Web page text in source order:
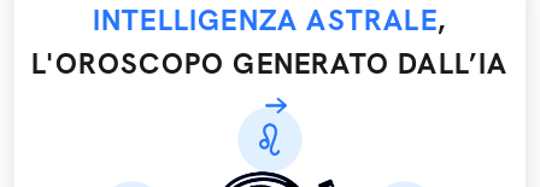
INTELLIGENZA ASTRALE,
L'OROSCOPO GENERATO DALL’IA